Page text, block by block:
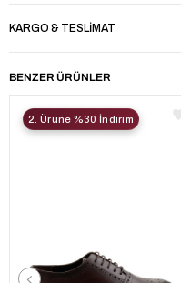
KARGO & TESLIMAT
BENZER ÜRÜNLER
2. Ürüne %30 İndirim